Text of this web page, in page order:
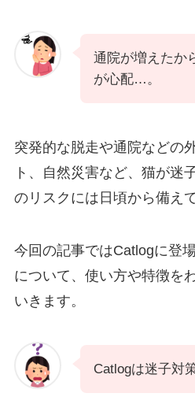
通院が増えたか
が心配…。
突発的な脱走や通院などの
ト、自然災害など、猫が迷
のリスクには日頃から備え
今回の記事ではCatlogに登
について、使い方や特徴を
いきます。
Catlogは迷子対